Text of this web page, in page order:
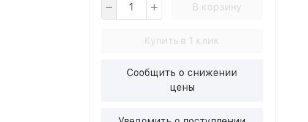
В корзину
Купить в 1 клик
Сообщить о снижении
цены